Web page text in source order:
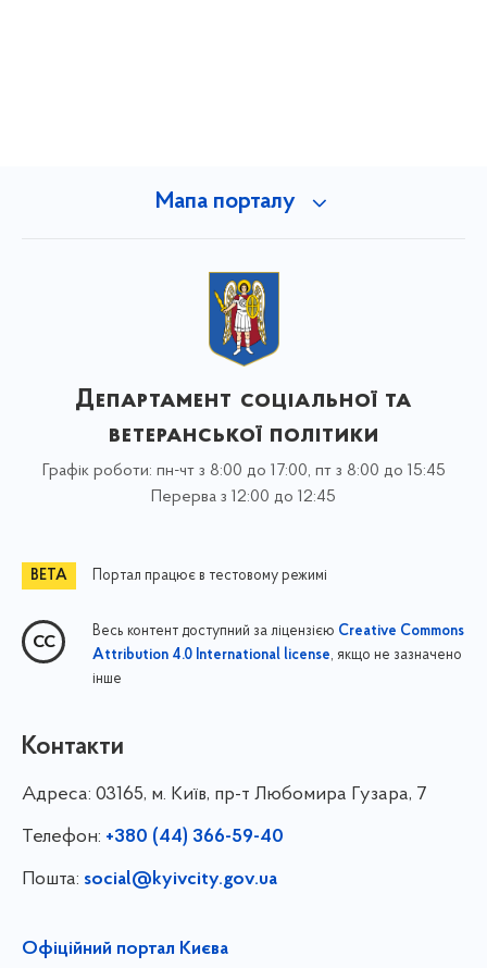
Мапа порталу
Департамент соціальної та
ветеранської політики
Графік роботи: пн-чт з 8:00 до 17:00, пт з 8:00 до 15:45
Перерва з 12:00 до 12:45
Портал працює в тестовому режимі
Весь контент доступний за ліцензією Creative Commons
Attribution 4.0 International license, якщо не зазначено
інше
Контакти
Адреса: 03165, м. Київ, пр-т Любомира Гузара, 7
Телефон: +380 (44) 366-59-40
Пошта: social@kyivcity.gov.ua
Офіційний портал Києва